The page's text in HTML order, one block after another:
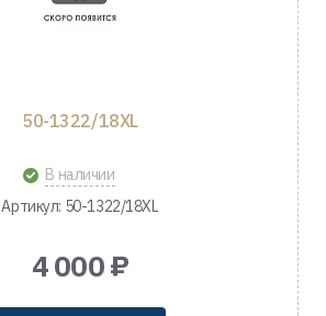
50-1322/18XL
В наличии
Артикул: 50-1322/18XL
4 000 ₽